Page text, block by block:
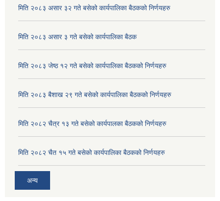
मिति २०८३ असार ३२ गते बसेको कार्यपालिका बैठकको निर्णयहरु
मिति २०८३ असार ३ गते बसेको कार्यपालिका बैठक
मिति २०८३ जेष्ठ १२ गते बसेको कार्यपालिका बैठकको निर्णयहरु
मिति २०८३ बैशाख २९ गते बसेको कार्यपालिका बैठकको निर्णयहरु
मिति २०८२ चैत्र १३ गते बसेको कार्यपालका बैठकको निर्णयहरु
मिति २०८२ चैत १५ गते बसेको कार्यपालिका बैठकको निर्णयहरु
अन्य